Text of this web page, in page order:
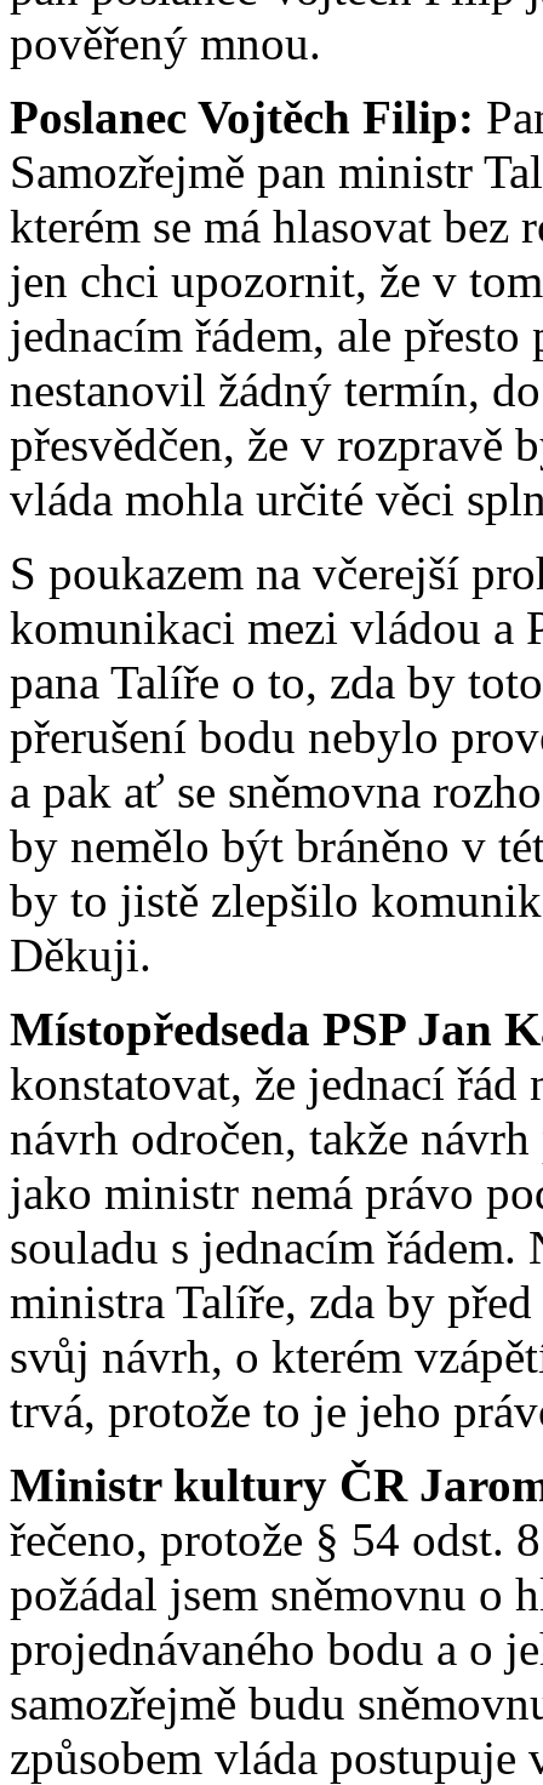
pověřený mnou.
Poslanec Vojtěch Filip:
Samozřejmě pan ministr
kterém se má hlasovat bez
jen chci upozornit, že v
jednacím řádem, ale
nestanovil žádný termín,
přesvědčen, že v rozpravě
vláda mohla určité věci
S poukazem na včerejší
komunikaci mezi vládou a
pana Talíře o to, zda by
přerušení bodu nebylo
a pak ať se sněmovna
by nemělo být bráněno v
by to jistě zlepšilo
Děkuji.
Místopředseda PSP Jan
konstatovat, že jednací
návrh odročen, takže
jako ministr nemá právo
souladu s jednacím
ministra Talíře, zda by
svůj návrh, o kterém
trvá, protože to je jeho
Ministr kultury ČR
řečeno, protože § 54 odst.
požádal jsem sněmovnu o
projednávaného bodu a o
samozřejmě budu
způsobem vláda postupuje